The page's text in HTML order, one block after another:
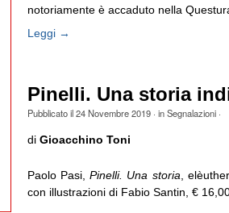
notoriamente è accaduto nella
Leggi →
Pinelli. Una storia
Pubblicato il24 Novembre 2019· inSegnalazioni·
di Gioacchino Toni
Paolo Pasi,Pinelli. Una storia ,
con illustrazioni di Fabio Santin, €